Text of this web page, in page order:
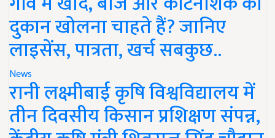
दुकान खोलना चाहते हैं? जानिए
लाइसेंस, पात्रता, खर्च सबकुछ..
News
रानी लक्ष्मीबाई कृषि विश्वविद्यालय में
तीन दिवसीय किसान प्रशिक्षण संपन्न,